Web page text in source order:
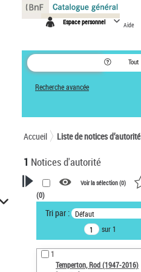
Espace personnel Aide
Tout
Recherche avancée
Accueil Liste de notices d’autorité
1 Notices d'autorité
VOTRE RECHERCHE
Recherche avancée dans les
notices d’autorité
Œuvres liées à l'auteur :
Temperton, Rod (1947-2016)
Voir la sélection (0)
(0)
Tri par : Défaut
sur 1
1
Temperton, Rod (1947-2016)
Panneau de gestion des cookies